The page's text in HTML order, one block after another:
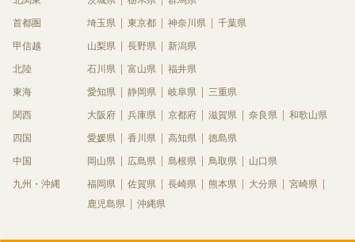
首都圏 埼玉県 東京都 神奈川県 千葉県
甲信越 山梨県 長野県 新潟県
北陸 石川県 富山県 福井県
東海 愛知県 静岡県 岐阜県 三重県
関西 大阪府 兵庫県 京都府 滋賀県 奈良県 和歌山県
四国 愛媛県 香川県 高知県 徳島県
中国 岡山県 広島県 島根県 鳥取県 山口県
九州・沖縄 福岡県 佐賀県 長崎県 熊本県 大分県
宮崎県
鹿児島県
沖縄県